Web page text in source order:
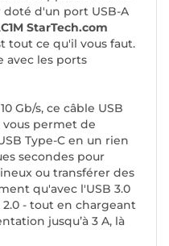
doté d'un port USB-A
StarTech.com
tout ce qu'il vous faut.
avec les ports
Gb/s, ce câble USB
vous permet de
Type-C en un rien
secondes pour
ou transférer des
qu'avec l'USB 3.0
2.0 - tout en chargeant
jusqu’à 3 A, là